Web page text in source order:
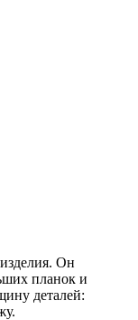
Он
планок и
деталей: